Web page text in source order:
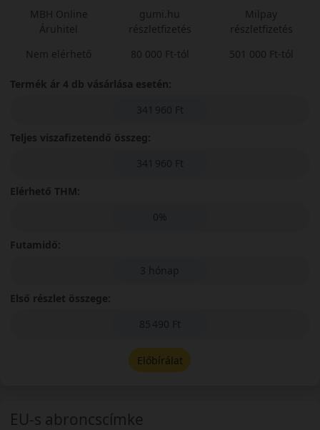
MBH Online
Áruhitel
Nem elérhető
gumi.hu
részletfizetés
80 000 Ft-tól
Milpay
részletfizetés
501 000 Ft-tól
Termék ár 4 db vásárlása esetén:
341 960 Ft
Teljes viszafizetendő összeg:
341 960 Ft
Elérhető THM:
0%
Futamidő:
3 hónap
Első részlet összege:
85 490 Ft
Előbírálat
EU-s abroncscímke